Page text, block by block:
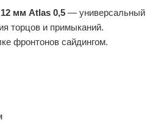
мм Atlas 0,5 — универсальный
торцов и примыканий.
фронтонов сайдингом.